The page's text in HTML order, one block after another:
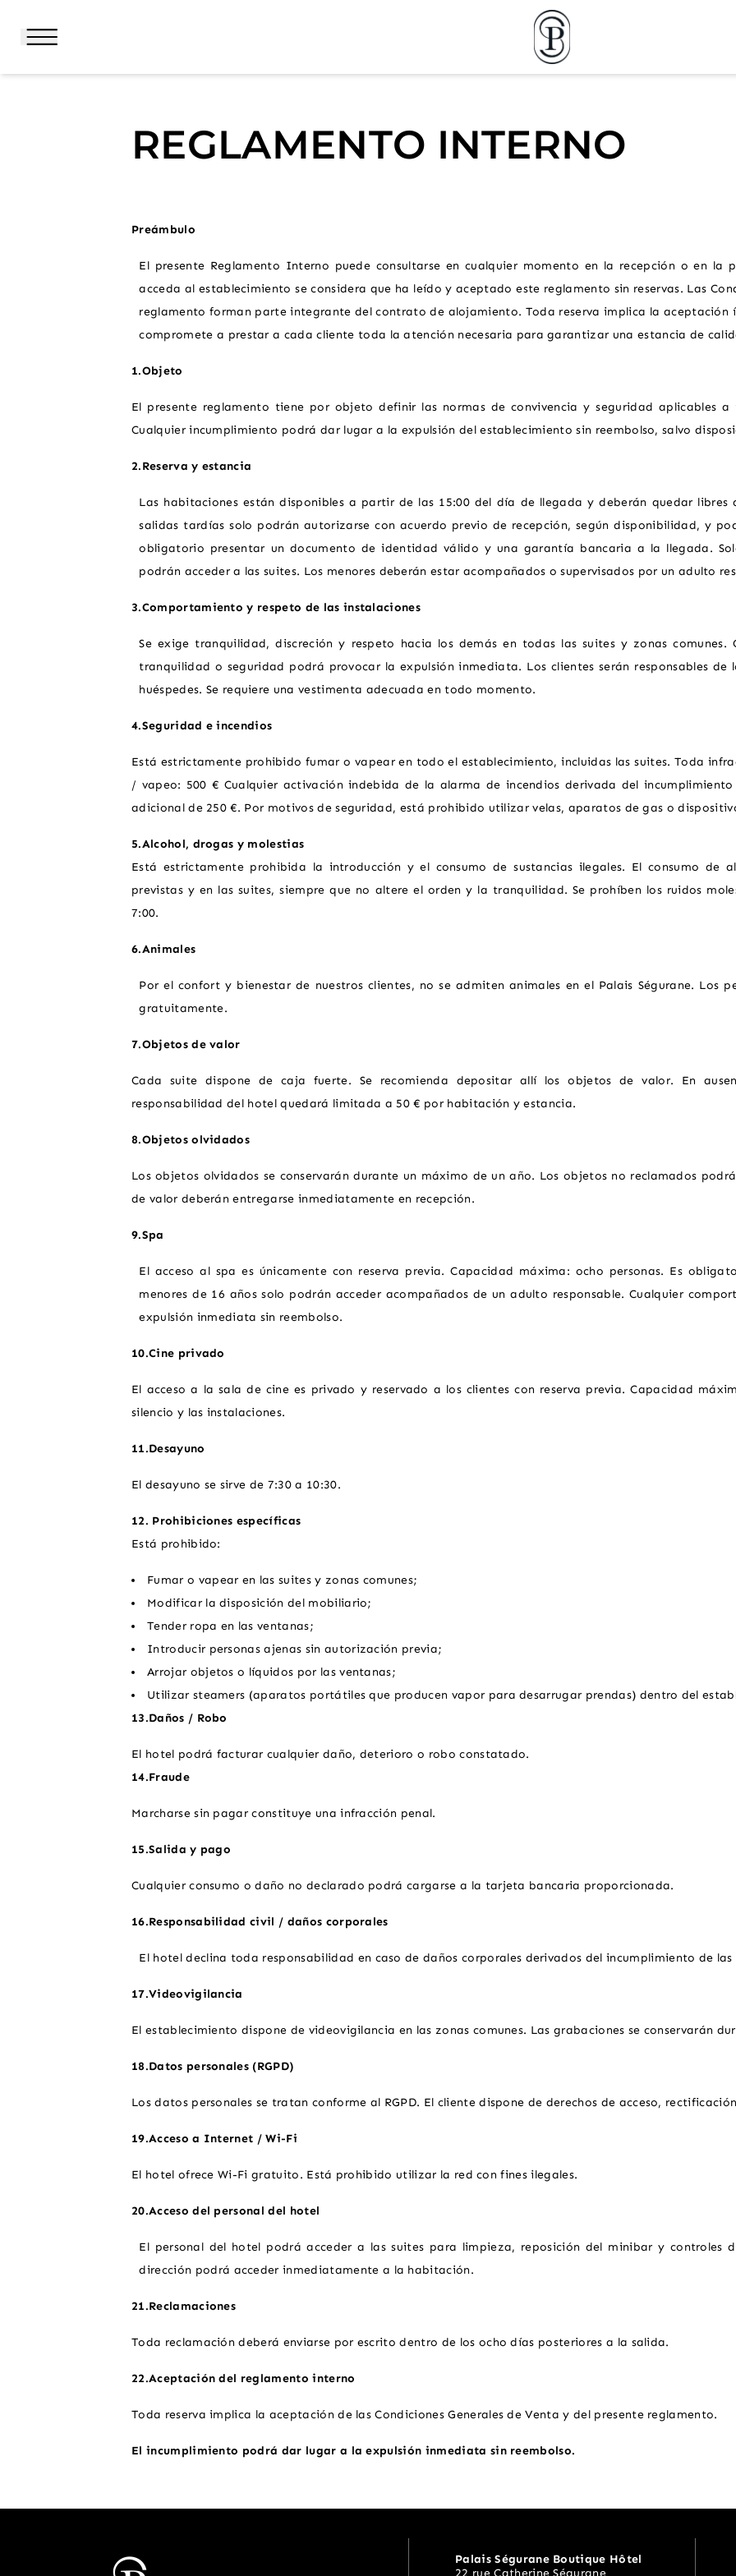
BIENVENIDOS
SUITES
CATHERINE
OFERTAS ESPECIALES
VIDA DE BARRIO
UBICACIÓN
GALERÍA DE FOTOS
REGLAMENTO INTERNO
Preámbulo
El presente Reglamento Interno puede consultarse en cualquier momento en la recepción o en la
acceda al establecimiento se considera que ha leído y aceptado este reglamento sin reservas. Las
reglamento forman parte integrante del contrato de alojamiento. Toda reserva implica la aceptación
compromete a prestar a cada cliente toda la atención necesaria para garantizar una estancia de
1.Objeto
El presente reglamento tiene por objeto definir las normas de convivencia y seguridad aplicables
Cualquier incumplimiento podrá dar lugar a la expulsión del establecimiento sin reembolso, salvo
2.Reserva y estancia
Las habitaciones están disponibles a partir de las 15:00 del día de llegada y deberán quedar libres
salidas tardías solo podrán autorizarse con acuerdo previo de recepción, según disponibilidad, y
obligatorio presentar un documento de identidad válido y una garantía bancaria a la llegada.
podrán acceder a las suites. Los menores deberán estar acompañados o supervisados por un adulto
3.Comportamiento y respeto de las instalaciones
Se exige tranquilidad, discreción y respeto hacia los demás en todas las suites y zonas
tranquilidad o seguridad podrá provocar la expulsión inmediata. Los clientes serán responsables
huéspedes. Se requiere una vestimenta adecuada en todo momento.
4.Seguridad e incendios
Está estrictamente prohibido fumar o vapear en todo el establecimiento, incluidas las suites. Toda
/ vapeo: 500 € Cualquier activación indebida de la alarma de incendios derivada del
adicional de 250 €. Por motivos de seguridad, está prohibido utilizar velas, aparatos de gas o
5.Alcohol, drogas y molestias
Está estrictamente prohibida la introducción y el consumo de sustancias ilegales. El consumo de
previstas y en las suites, siempre que no altere el orden y la tranquilidad. Se prohíben los ruidos
7:00.
6.Animales
Por el confort y bienestar de nuestros clientes, no se admiten animales en el Palais Ségurane. Los
gratuitamente.
7.Objetos de valor
Cada suite dispone de caja fuerte. Se recomienda depositar allí los objetos de valor. En
responsabilidad del hotel quedará limitada a 50 € por habitación y estancia.
8.Objetos olvidados
Los objetos olvidados se conservarán durante un máximo de un año. Los objetos no reclamados
de valor deberán entregarse inmediatamente en recepción.
9.Spa
El acceso al spa es únicamente con reserva previa. Capacidad máxima: ocho personas. Es
menores de 16 años solo podrán acceder acompañados de un adulto responsable. Cualquier
expulsión inmediata sin reembolso.
10.Cine privado
El acceso a la sala de cine es privado y reservado a los clientes con reserva previa. Capacidad
silencio y las instalaciones.
11.Desayuno
El desayuno se sirve de 7:30 a 10:30.
12. Prohibiciones específicas
Está prohibido:
Fumar o vapear en las suites y zonas comunes;
Modificar la disposición del mobiliario;
Tender ropa en las ventanas;
Introducir personas ajenas sin autorización previa;
Arrojar objetos o líquidos por las ventanas;
Utilizar steamers (aparatos portátiles que producen vapor para desarrugar prendas) dentro del
13.Daños / Robo
El hotel podrá facturar cualquier daño, deterioro o robo constatado.
14.Fraude
Marcharse sin pagar constituye una infracción penal.
15.Salida y pago
Cualquier consumo o daño no declarado podrá cargarse a la tarjeta bancaria proporcionada.
16.Responsabilidad civil / daños corporales
El hotel declina toda responsabilidad en caso de daños corporales derivados del incumplimiento de
17.Videovigilancia
El establecimiento dispone de videovigilancia en las zonas comunes. Las grabaciones se conservarán
18.Datos personales (RGPD)
Los datos personales se tratan conforme al RGPD. El cliente dispone de derechos de acceso,
19.Acceso a Internet / Wi-Fi
El hotel ofrece Wi-Fi gratuito. Está prohibido utilizar la red con fines ilegales.
20.Acceso del personal del hotel
El personal del hotel podrá acceder a las suites para limpieza, reposición del minibar y controles
dirección podrá acceder inmediatamente a la habitación.
21.Reclamaciones
Toda reclamación deberá enviarse por escrito dentro de los ocho días posteriores a la salida.
22.Aceptación del reglamento interno
Toda reserva implica la aceptación de las Condiciones Generales de Venta y del presente reglamento.
El incumplimiento podrá dar lugar a la expulsión inmediata sin reembolso.
Palais Ségurane Boutique Hôtel
22 rue Catherine Ségurane